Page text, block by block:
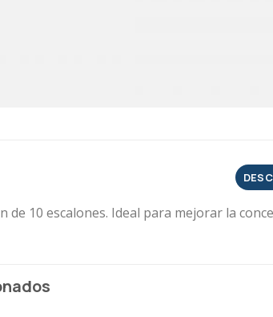
de 10 escalones. Ideal para mejorar la